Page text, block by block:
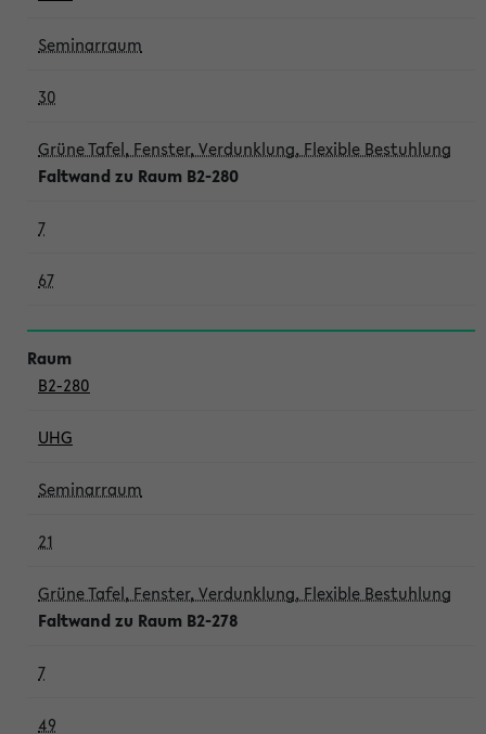
Seminarraum
30
Grüne Tafel, Fenster, Verdunklung, Flexible Bestuhlung
Faltwand zu Raum B2-280
7
67
B2-280
UHG
Seminarraum
21
Grüne Tafel, Fenster, Verdunklung, Flexible Bestuhlung
Faltwand zu Raum B2-278
7
49